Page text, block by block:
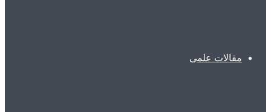
مقالات علمی